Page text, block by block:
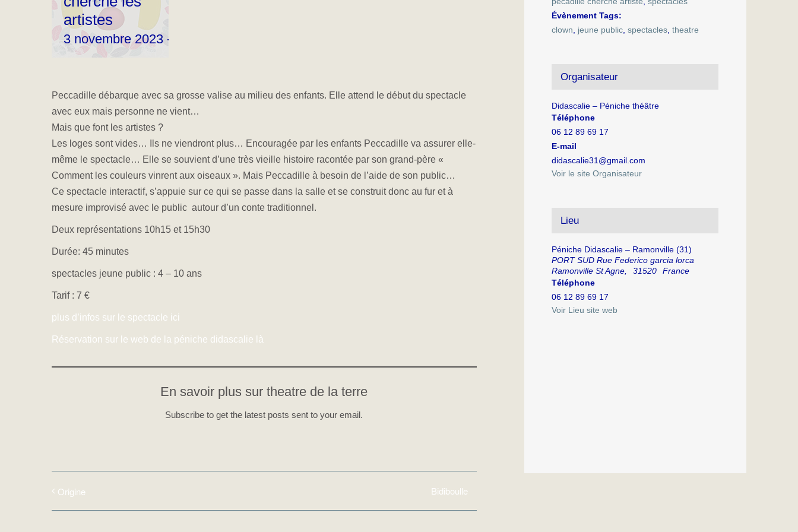
artistes
3 novembre 2023 - 10 h 15 min
Peccadille débarque avec sa grosse valise au milieu des enfants. Elle attend le début du spectacle
avec eux mais personne ne vient…
Mais que font les artistes ?
Les loges sont vides… Ils ne viendront plus… Encouragée par les enfants Peccadille va assurer elle-
même le spectacle… Elle se souvient d’une très vieille histoire racontée par son grand-père «
Comment les couleurs vinrent aux oiseaux ». Mais Peccadille à besoin de l’aide de son public…
Ce spectacle interactif, s’appuie sur ce qui se passe dans la salle et se construit donc au fur et à
mesure improvisé avec le public autour d’un conte traditionnel.
Deux représentations 10h15 et 15h30
Durée: 45 minutes
spectacles jeune public : 4 – 10 ans
Tarif : 7 €
plus d’infos sur le spectacle ici
Réservation sur le web de la péniche didascalie là
En savoir plus sur theatre de la terre
Subscribe to get the latest posts sent to your email.
Origine Bidiboulle
Évènement Tags:
clown
jeune public ,spectacles ,theatre
Organisateur
Didascalie – Péniche théâtre
Téléphone
06 12 89 69 17
E-mail
didascalie31@gmail.com
Voir le site Organisateur
Lieu
Péniche Didascalie – Ramonville (31)
PORT SUD Rue Federico garcia lorca
Ramonville St Agne
31520
France
Téléphone
06 12 89 69 17
Voir Lieu site web